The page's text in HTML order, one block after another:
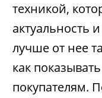
техникой,
актуальность
лучше от нее
как
покупателям.